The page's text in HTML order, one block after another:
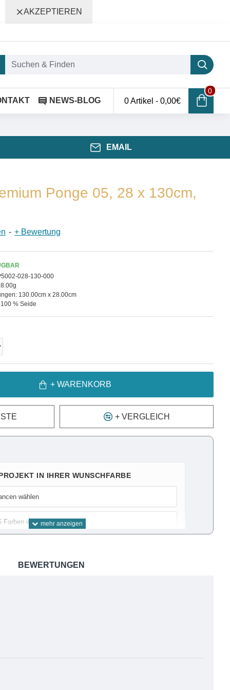
AKZEPTIEREN
NEWS-BLOG 0 Artikel - 0,00€
0
EMAIL
Ponge 05, 28 x 130cm,
- + Bewertung
028-130-000
8.00g
130.00cm x 28.00cm
100 % Seide
+ WARENKORB
+ VERGLEICH
IN IHRER WUNSCHFARBE
wählen
Farben wählen
BEWERTUNGEN